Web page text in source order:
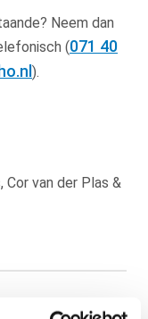
Neem dan
(071 40
).
Cor van der Plas &